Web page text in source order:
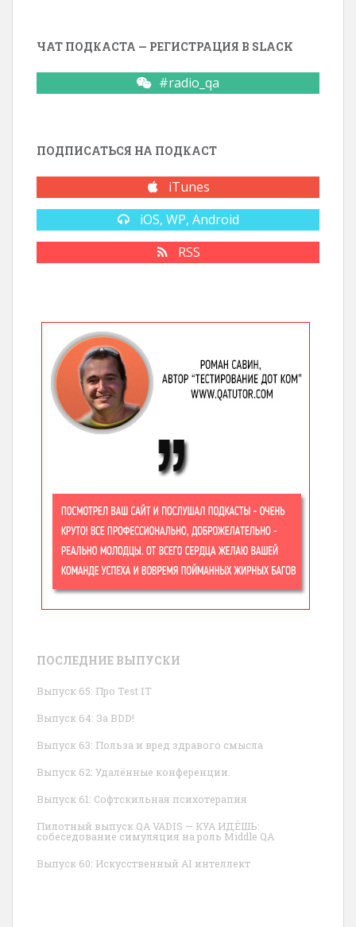
ЧАТ ПОДКАСТА — РЕГИСТРАЦИЯ В SLACK
#radio_qa
ПОДПИСАТЬСЯ НА ПОДКАСТ
iTunes
iOS, WP, Android
RSS
ПОСЛЕДНИЕ ВЫПУСКИ
Выпуск 65: Про Test IT
Выпуск 64: За BDD!
Выпуск 63: Польза и вред здравого смысла
Выпуск 62: Удалённые конференции.
Выпуск 61: Софтскильная психотерапия
Пилотный выпуск QA VADIS — КУА ИДЁШЬ:
собеседование симуляция на роль Middle QA
Выпуск 60: Искусственный AI интеллект